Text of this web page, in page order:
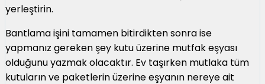
yerleştirin.
Bantlama işini tamamen bitirdikten sonra ise
yapmanız gereken şey kutu üzerine mutfak eşyası
olduğunu yazmak olacaktır. Ev taşırken mutlaka tüm
kutuların ve paketlerin üzerine eşyanın nereye ait